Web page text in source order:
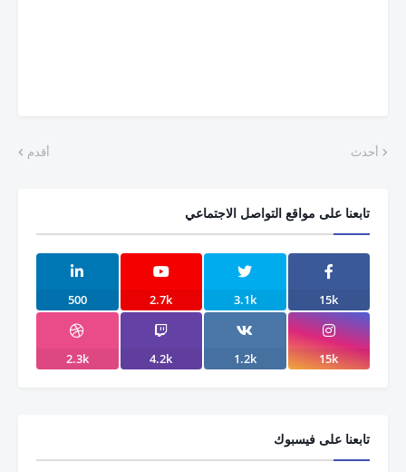
أحدث أقدم
تابعنا على مواقع التواصل الاجتماعي
15k
3.1k
2.7k
500
15k
1.2k
4.2k
2.3k
تابعنا على فيسبوك